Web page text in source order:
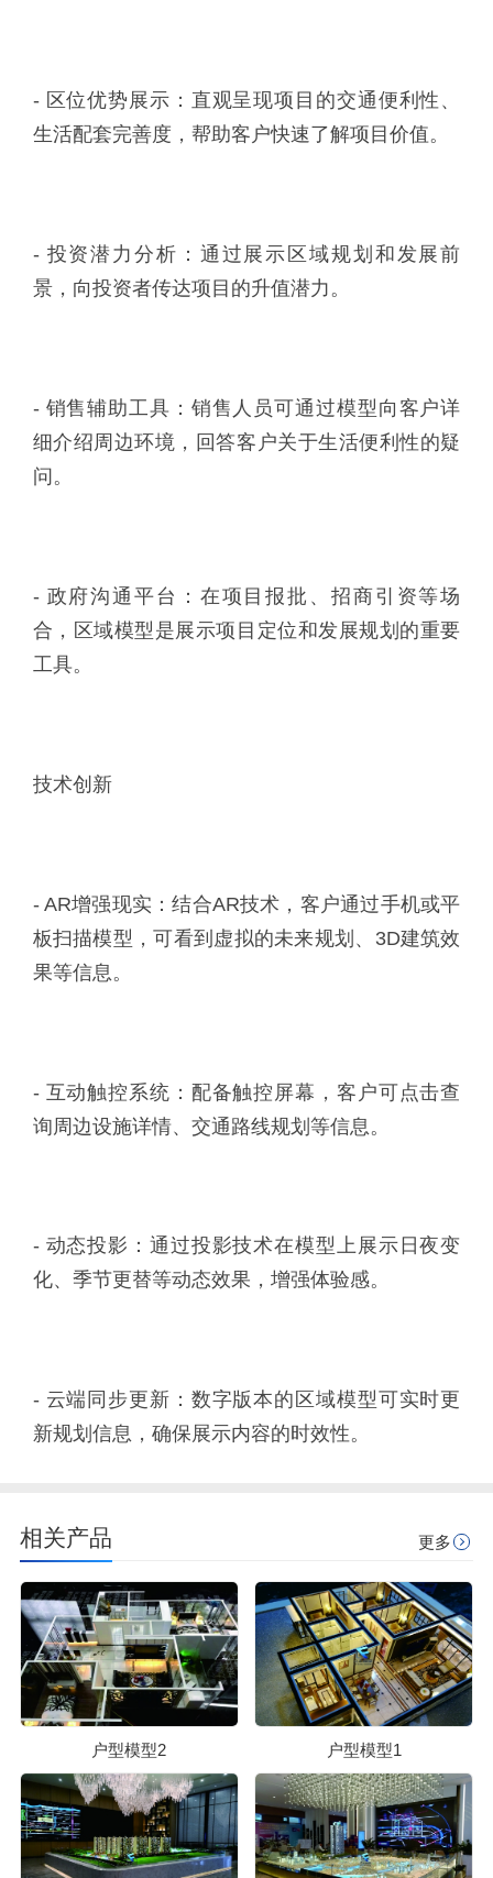
- 区位优势展示：直观呈现项目的交通便利性、
生活配套完善度，帮助客户快速了解项目价值。
- 投资潜力分析：通过展示区域规划和发展前
景，向投资者传达项目的升值潜力。
- 销售辅助工具：销售人员可通过模型向客户详
细介绍周边环境，回答客户关于生活便利性的疑
问。
- 政府沟通平台：在项目报批、招商引资等场
合，区域模型是展示项目定位和发展规划的重要
工具。
技术创新
- AR增强现实：结合AR技术，客户通过手机或平
板扫描模型，可看到虚拟的未来规划、3D建筑效
果等信息。
- 互动触控系统：配备触控屏幕，客户可点击查
询周边设施详情、交通路线规划等信息。
- 动态投影：通过投影技术在模型上展示日夜变
化、季节更替等动态效果，增强体验感。
- 云端同步更新：数字版本的区域模型可实时更
新规划信息，确保展示内容的时效性。
相关产品 更多
户型模型2 户型模型1